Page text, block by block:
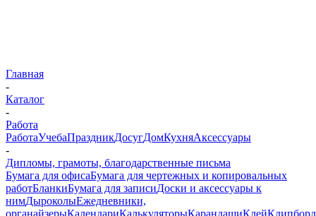
Главная
-
Каталог
-
Работа
РаботаУчебаПраздникДосугДомКухняАксессуары
-
Дипломы, грамоты, благодарственные письма
Бумага для офисаБумага для чертежных и копировальных
работБланкиБумага для записиДоски и аксессуары к
нимДыроколыЕжедневники,
органайзерыКалендариКалькуляторыКарандашиКлей